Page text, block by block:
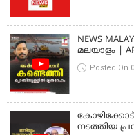
NEWS
മലയാളം |
Posted On
കോഴിക്കോട് ലുലു
നടത്തിയ